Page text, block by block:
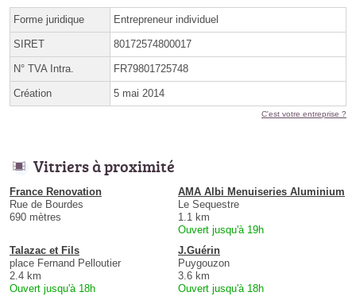
Forme juridique Entrepreneur individuel
SIRET 80172574800017
N° TVA Intra. FR79801725748
Création 5 mai 2014
C'est votre entreprise ?
Vitriers à proximité
France Renovation
Rue de Bourdes
690 mètres
AMA Albi Menuiseries Aluminium
Le Sequestre
1.1 km
Ouvert jusqu'à 19h
Talazac et Fils
place Fernand Pelloutier
2.4 km
Ouvert jusqu'à 18h
J.Guérin
Puygouzon
3.6 km
Ouvert jusqu'à 18h